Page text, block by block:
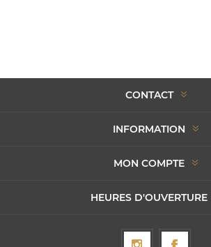
CONTACT
INFORMATION
MON COMPTE
HEURES D'OUVERTURE